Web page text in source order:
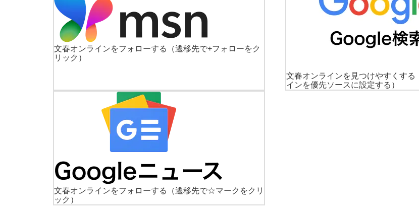
文春オンラインをフォローする
（遷移先で+フォローをク
リック）
文春オンラインを見つけやすくする
インを優先ソースに設定する）
文春オンラインをフォローする
（遷移先で☆マークをクリ
ック）